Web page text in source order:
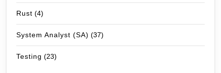
Rust (4)
System Analyst (SA) (37)
Testing (23)